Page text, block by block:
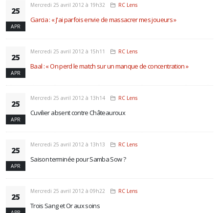
25
APR
Mercredi 25 avril 2012 à 19h32 RC Lens
Garcia : « J'ai parfois envie de massacrer mes joueurs »
25
APR
Mercredi 25 avril 2012 à 15h11 RC Lens
Baal : « On perd le match sur un manque de concentration »
25
APR
Mercredi 25 avril 2012 à 13h14 RC Lens
Cuvilier absent contre Châteauroux
25
APR
Mercredi 25 avril 2012 à 13h13 RC Lens
Saison terminée pour Samba Sow ?
25
Mercredi 25 avril 2012 à 09h22 RC Lens
Trois Sang et Or aux soins